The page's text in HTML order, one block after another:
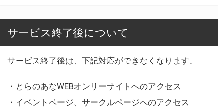
サービス終了後について
サービス終了後は、下記対応ができなくなります。
・とらのあなWEBオンリーサイトへのアクセス
・イベントページ、サークルページへのアクセス